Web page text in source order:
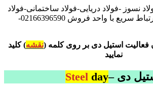
نسوز -فولاد دریایی-فولاد ساختمانی-فولاد
آلیاژی (استیل دی) ((ارتباط سریع با واحد فروش 02166396590-
فعالیت استیل دی بر روی کلمه (نقشه) کلید
نمایید
دی – Steel day